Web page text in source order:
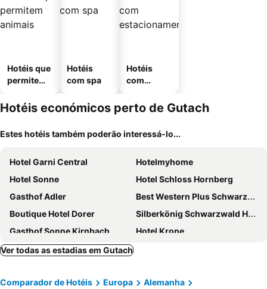
Hotéis que
permitem
Hotéis
com spa
Hotéis
com
mento
Hotéis económicos perto de Gutach
Estes hotéis também poderão interessá-lo...
Hotel Garni Central
Hotelmyhome
Hotel Sonne
Hotel Schloss Hornberg
Gasthof Adler
Best Western Plus Schwarzwald Residenz
Boutique Hotel Dorer
Silberkönig Schwarzwald Hotel & Restaurant Ringhotel
Gasthof Sonne Kirnbach
Hotel Krone
Gästehaus Jauch
Hotel Pfaff
Grüner Hof
Ver todas as estadias em Gutach
Comparador de Hotéis Europa
Alemanha